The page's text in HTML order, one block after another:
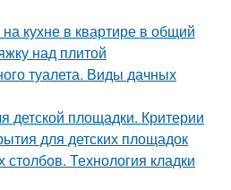
кухне в квартире в общий
над плитой
туалета. Виды дачных
детской площадки. Критерии
для детских площадок
столбов. Технология кладки